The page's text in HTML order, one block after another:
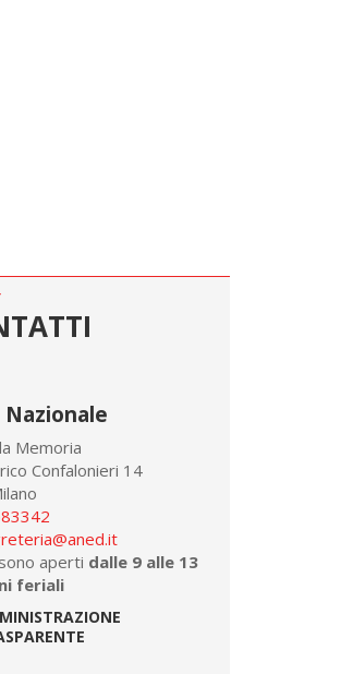
Memoria
Confalonieri 14
aperti dalle 9 alle 13
feriali